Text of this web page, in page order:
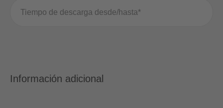
Información adicional